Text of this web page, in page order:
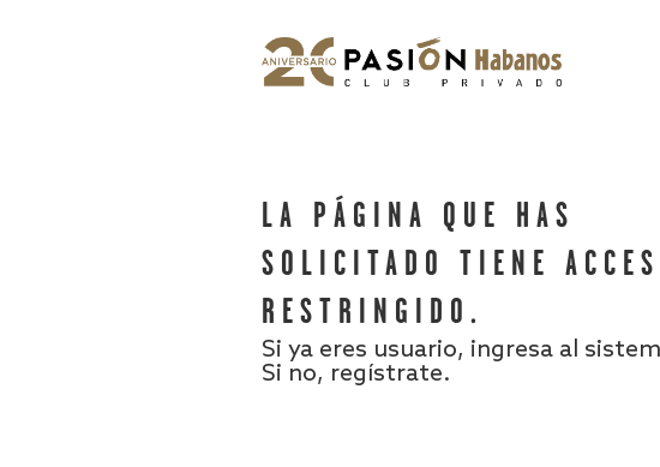
LA PÁGINA QUE HAS
SOLICITADO TIENE
RESTRINGIDO.
Si ya eres usuario, ingresa al
Si no, regístrate.